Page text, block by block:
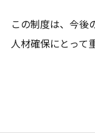
この制度は、今後
人材確保にとって